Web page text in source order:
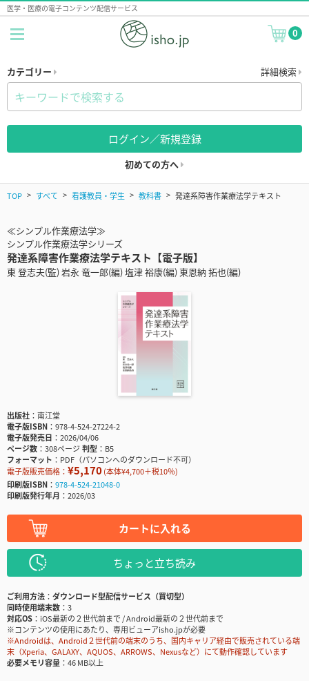
医学・医療の電子コンテンツ配信サービス
0
カテゴリー 詳細検索
ログイン／新規登録
初めての方へ
TOP すべて 看護教員・学生 教科書 発達系障害作業療法学テキスト
≪シンプル作業療法学≫
シンプル作業療法学シリーズ
発達系障害作業療法学テキスト【電子版】
東 登志夫(監) 岩永 竜一郎(編) 塩津 裕康(編) 東恩納 拓也(編)
出版社
南江堂
電子版ISBN
978-4-524-27224-2
電子版発売日
2026/04/06
ページ数
308ページ判型
B5
フォーマット
PDF（パソコンへのダウンロード不可）
電子版販売価格： ¥5,170(本体¥4,700＋税10％)
印刷版ISBN
978-4-524-21048-0
印刷版発行年月
2026/03
カートに入れる
ちょっと立ち読み
ご利用方法
ダウンロード型配信サービス（買切型）
同時使用端末数
3
対応OS
iOS最新の２世代前まで / Android最新の２世代前まで
※コンテンツの使用にあたり、専用ビューアisho.jpが必要
※Androidは、Android２世代前の端末のうち、国内キャリア経由で販売されている端
末（Xperia、GALAXY、AQUOS、ARROWS、Nexusなど）にて動作確認しています
必要メモリ容量
46 MB以上